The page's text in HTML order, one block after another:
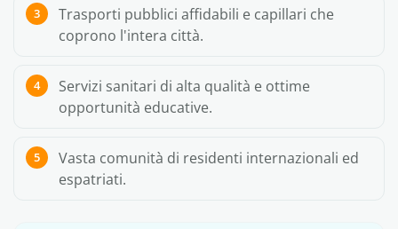
Trasporti pubblici affidabili e capillari che
coprono l'intera città.
Servizi sanitari di alta qualità e ottime
opportunità educative.
Vasta comunità di residenti internazionali ed
espatriati.